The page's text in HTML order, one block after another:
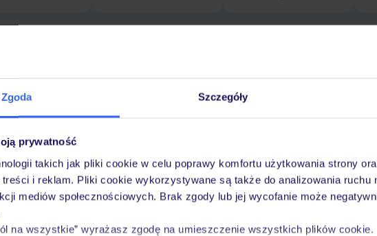
Zgoda Szczegóły
prywatność
takich jak pliki cookie w celu poprawy komfortu użytkowania strony
i reklam. Pliki cookie wykorzystywane są także do analizowania ruchu
mediów społecznościowych. Brak zgody lub jej wycofanie może
na wszystkie” wyrażasz zgodę na umieszczenie wszystkich plików
opieka nad dziećmi: za opłatą
strefa spa
od: 14:00 Wymeldowanie do: 12:00 Sala konferencyjna Garaż
Sejf w